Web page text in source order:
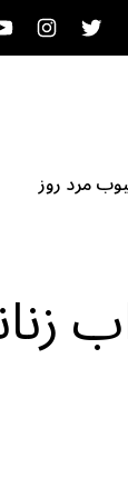
مرد روز